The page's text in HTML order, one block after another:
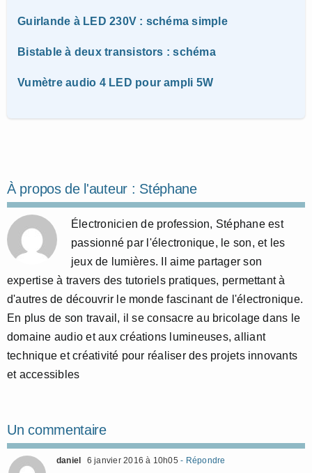
Guirlande à LED 230V : schéma simple
Bistable à deux transistors : schéma
Vumètre audio 4 LED pour ampli 5W
À propos de l'auteur : Stéphane
Électronicien de profession, Stéphane est
passionné par l'électronique, le son, et les
jeux de lumières. Il aime partager son
expertise à travers des tutoriels pratiques, permettant à
d'autres de découvrir le monde fascinant de l'électronique.
En plus de son travail, il se consacre au bricolage dans le
domaine audio et aux créations lumineuses, alliant
technique et créativité pour réaliser des projets innovants
et accessibles
Un commentaire
daniel 6 janvier 2016 à 10h05 - Répondre